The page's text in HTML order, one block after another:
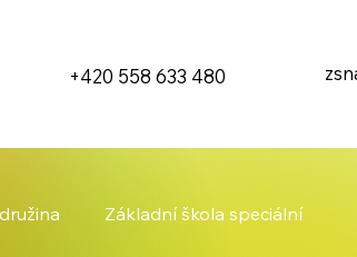
+420 558 633 480
Základní škola speciální